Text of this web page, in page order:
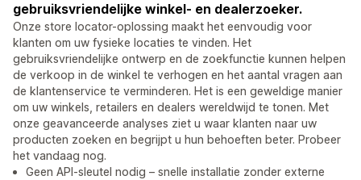
gebruiksvriendelijke winkel- en dealerzoeker.
Onze store locator-oplossing maakt het eenvoudig voor
klanten om uw fysieke locaties te vinden. Het
gebruiksvriendelijke ontwerp en de zoekfunctie kunnen helpen
de verkoop in de winkel te verhogen en het aantal vragen aan
de klantenservice te verminderen. Het is een geweldige manier
om uw winkels, retailers en dealers wereldwijd te tonen. Met
onze geavanceerde analyses ziet u waar klanten naar uw
producten zoeken en begrijpt u hun behoeften beter. Probeer
het vandaag nog.
Geen API-sleutel nodig – snelle installatie zonder externe